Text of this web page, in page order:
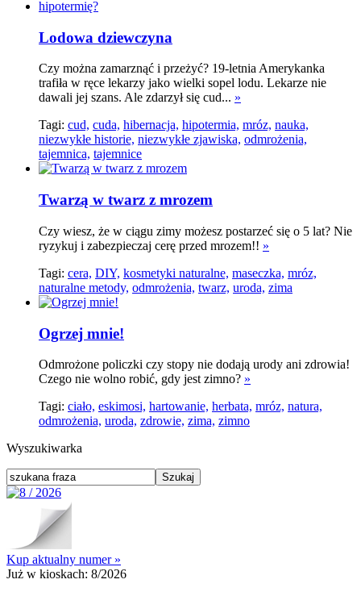
Lodowa dziewczyna
Czy można zamarznąć i przeżyć? 19-letnia Amerykanka
trafiła w ręce lekarzy jako wielki sopel lodu. Lekarze nie
dawali jej szans. Ale zdarzył się cud... »
Tagi: cud, cuda, hibernacja, hipotermia, mróz, nauka,
niezwykłe historie, niezwykłe zjawiska, odmrożenia,
tajemnica, tajemnice
Twarzą w twarz z mrozem
Czy wiesz, że w ciągu zimy możesz postarzeć się o 5 lat? Nie
ryzykuj i zabezpieczaj cerę przed mrozem!! »
Tagi: cera, DIY, kosmetyki naturalne, maseczka, mróz,
naturalne metody, odmrożenia, twarz, uroda, zima
Ogrzej mnie!
Odmrożone policzki czy stopy nie dodają urody ani zdrowia!
Czego nie wolno robić, gdy jest zimno? »
Tagi: ciało, eskimosi, hartowanie, herbata, mróz, natura,
odmrożenia, uroda, zdrowie, zima, zimno
Wyszukiwarka
Kup aktualny numer »
Już w kioskach: 8/2026